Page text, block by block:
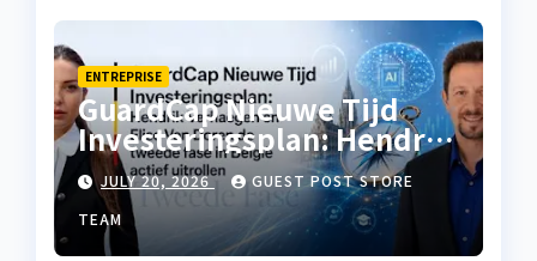
ENTREPRISE
GuardCap Nieuwe Tijd
Investeringsplan: Hendrik
Verhaegen en Elise Van
Doren de tweede fase in
België actief uitrollen
JULY 20, 2026
GUEST POST STORE
TEAM